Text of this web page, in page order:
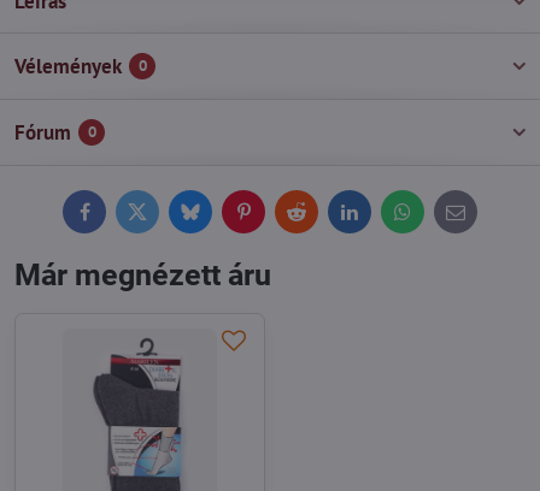
Vélemények 0
Fórum 0
FacebookTwitterBlueskyPinterestReddit LinkedInWhatsApp
E-
mail
Már megnézett áru